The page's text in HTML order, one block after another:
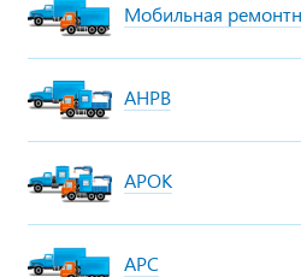
Мобильная
АНРВ
АРОК
АРС